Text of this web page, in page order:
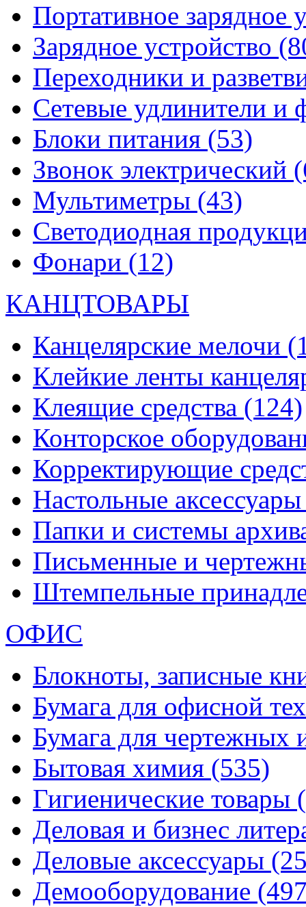
Портативное зарядное
Зарядное устройство
Переходники и
Сетевые удлинители и
Блоки питания (53)
Звонок электрический
Мультиметры (43)
Светодиодная
Фонари (12)
КАНЦТОВАРЫ
Канцелярские мелочи
Клейкие ленты
Клеящие средства (124)
Конторское
Корректирующие
Настольные
Папки и системы
Письменные и
Штемпельные
ОФИС
Блокноты, записные
Бумага для офисной
Бумага для чертежных
Бытовая химия (535)
Гигиенические товары
Деловая и бизнес
Деловые аксессуары
Демооборудование